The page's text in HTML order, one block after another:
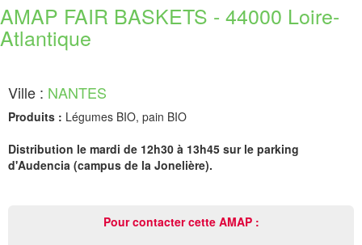
AMAP FAIR BASKETS - 44000 Loire-
Atlantique
Ville : NANTES
Produits : Légumes BIO, pain BIO
Distribution le mardi de 12h30 à 13h45 sur le parking
d'Audencia (campus de la Jonelière).
Pour contacter cette AMAP :